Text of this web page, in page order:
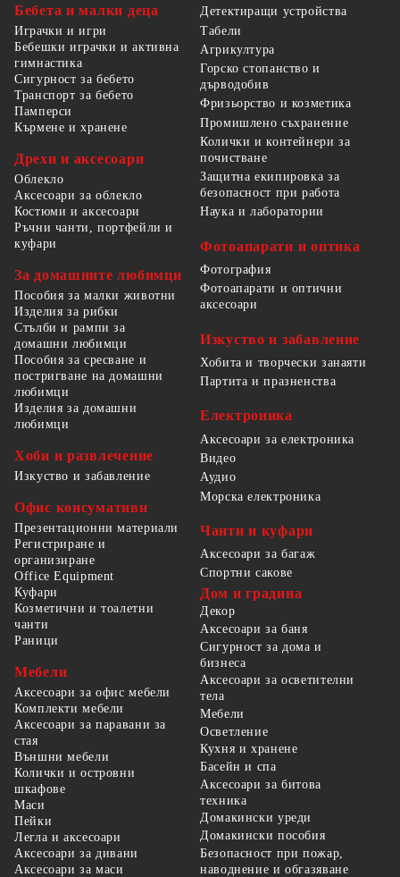
Бебета и малки деца
Играчки и игри
Бебешки играчки и активна
гимнастика
Сигурност за бебето
Транспорт за бебето
Памперси
Кърмене и хранене
Дрехи и аксесоари
Облекло
Аксесоари за облекло
Костюми и аксесоари
Ръчни чанти, портфейли и
куфари
За домашните любимци
Пособия за малки животни
Изделия за рибки
Стълби и рампи за
домашни любимци
Пособия за сресване и
постригване на домашни
любимци
Изделия за домашни
любимци
Хоби и развлечение
Изкуство и забавление
Офис консумативи
Презентационни материали
Регистриране и
организиране
Office Equipment
Детектиращи устройства
Табели
Агрикултура
Горско стопанство и
дърводобив
Фризьорство и козметика
Промишлено съхранение
Колички и контейнери за
почистване
Защитна екипировка за
безопасност при работа
Наука и лаборатории
Фотоапарати и оптика
Фотография
Фотоапарати и оптични
аксесоари
Изкуство и забавление
Хобита и творчески занаяти
Партита и празненства
Електроника
Аксесоари за електроника
Видео
Аудио
Морска електроника
Чанти и куфари
Аксесоари за багаж
Спортни сакове
Куфари
Козметични и тоалетни
чанти
Раници
Мебели
Аксесоари за офис мебели
Комплекти мебели
Аксесоари за паравани за
стая
Външни мебели
Колички и островни
шкафове
Маси
Пейки
Легла и аксесоари
Аксесоари за дивани
Аксесоари за маси
Дом и градина
Декор
Аксесоари за баня
Сигурност за дома и
бизнеса
Аксесоари за осветителни
тела
Мебели
Осветление
Кухня и хранене
Басейн и спа
Аксесоари за битова
техника
Домакински уреди
Домакински пособия
Безопасност при пожар,
наводнение и обгазяване